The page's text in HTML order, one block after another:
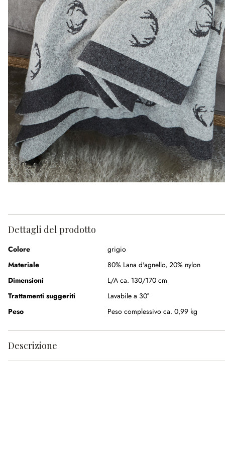
Dettagli del prodotto
Colore
grigio
Materiale
80% Lana d'agnello, 20% nylon
Dimensioni
L/A ca. 130/170 cm
Trattamenti suggeriti
Lavabile a 30°
Peso
Peso complessivo ca. 0,99 kg
Descrizione